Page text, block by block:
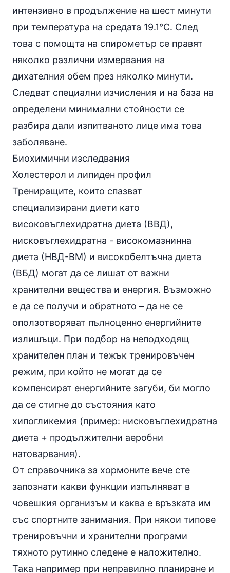
интензивно в продължение на шест минути
при температура на средата 19.1°C. След
това с помощта на спирометър се правят
няколко различни измервания на
дихателния обем през няколко минути.
Следват специални изчисления и на база на
определени минимални стойности се
разбира дали изпитваното лице има това
заболяване.
Биохимични изследвания
Холестерол и липиден профил
Трениращите, които спазват
специализирани диети като
високовъглехидратна диета (ВВД),
нисковъглехидратна - високомазнинна
диета (НВД-ВМ) и високобелтъчна диета
(ВБД) могат да се лишат от важни
хранителни вещества и енергия. Възможно
е да се получи и обратното – да не се
оползотворяват пълноценно енергийните
излишъци. При подбор на неподходящ
хранителен план и тежък тренировъчен
режим, при който не могат да се
компенсират енергийните загуби, би могло
да се стигне до състояния като
хипогликемия (пример: нисковъглехидратна
диета + продължителни аеробни
натоварвания).
От справочника за хормоните вече сте
запознати какви функции изпълняват в
човешкия организъм и каква е връзката им
със спортните занимания. При някои типове
тренировъчни и хранителни програми
тяхното рутинно следене е наложително.
Така например при неправилно планиране и